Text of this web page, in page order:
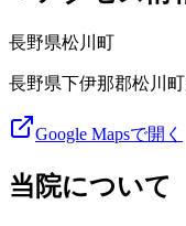
長野県松川町
長野県下伊那郡松川
Google Mapsで開く
当院について